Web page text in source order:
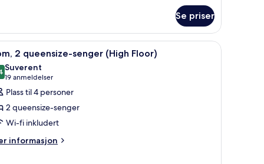
Se priser
6 2 queensize-senger (High Floor)
av 10
Suverent
19 anmeldelser
(19
anmeldelser)
Plass til 4 personer
2 queensize-senger
Wi-fi inkludert
informasjon